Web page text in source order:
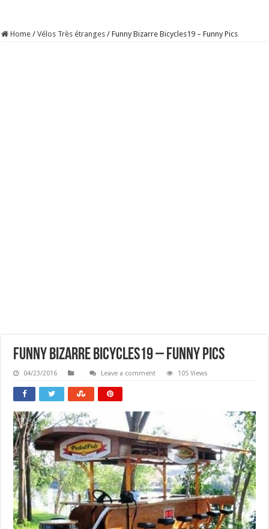
Home / Vélos Très étranges / Funny Bizarre Bicycles19 – Funny Pics
Funny Bizarre Bicycles19 – Funny Pics
04/23/2016 Leave a comment 105 Views